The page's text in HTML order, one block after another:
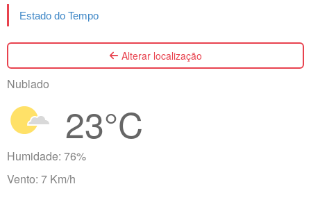
Estado do Tempo
Alterar localização
Nublado
23°C
Humidade: 76%
Vento: 7 Km/h